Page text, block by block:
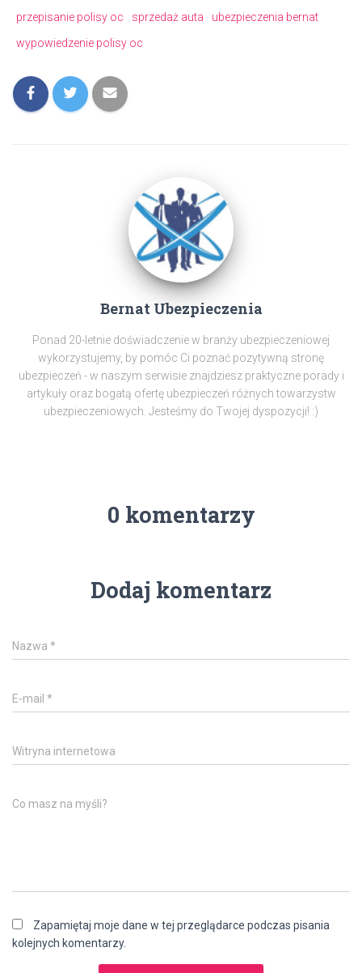
przepisanie polisy oc
sprzedaż auta
ubezpieczenia bernat
wypowiedzenie polisy oc
Bernat Ubezpieczenia
Ponad 20-letnie doświadczenie w branży ubezpieczeniowej
wykorzystujemy, by pomóc Ci poznać pozytywną stronę
ubezpieczeń - w naszym serwisie znajdziesz praktyczne porady i
artykuły oraz bogatą ofertę ubezpieczeń różnych towarzystw
ubezpieczeniowych. Jesteśmy do Twojej dyspozycji! :)
0 komentarzy
Dodaj komentarz
Nazwa *
E-mail *
Witryna internetowa
Co masz na myśli?
Zapamiętaj moje dane w tej przeglądarce podczas pisania
kolejnych komentarzy.